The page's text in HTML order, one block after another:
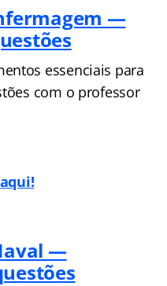
—
essenciais para
com o professor
—